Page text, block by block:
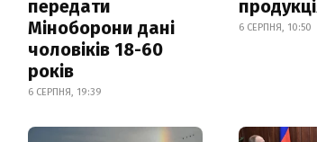
передати
Міноборони дані
чоловіків 18-60
років
6 СЕРПНЯ, 19:39
6 СЕРПНЯ, 10:50